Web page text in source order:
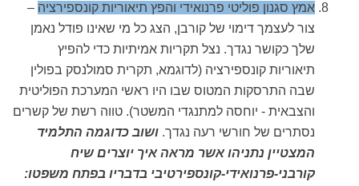
אמץ סגנון פוליטי פרנואידי והפץ תיאוריות קונספירציה –
צור לעצמך דימוי של קורבן, הצג כל מי שאינו פודל נאמן
שלך כקושר נגדך. נצל תקריות אמיתיות כדי להפיץ
תיאוריות קונספירציה (לדוגמא, תקרית סמולנסק בפולין
שבה התרסקות המטוס שבו היו ראשי המערכת הפוליטית
והצבאית - יוחסה למתנגדי המשטר). טווה רשת של קשרים
נסתרים של חורשי רעה נגדך. ושוב כדוגמה התלמיד
המצטיין נתניהו אשר מראה איך יוצרים שיח
קורבני-פרנואידי-קונספירטיבי בדבריו בפתח משפטו: